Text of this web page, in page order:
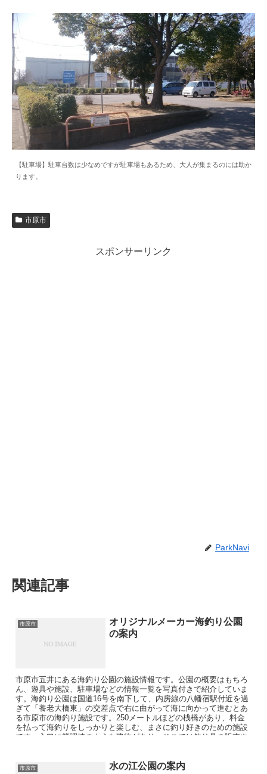
【駐車場】駐車台数は少なめですが駐車場もあるため、大人が集まるのには助か
ります。
市原市
スポンサーリンク
ParkNavi
関連記事
市原市
オリジナルメーカー海釣り公園
の案内
市原市五井にある海釣り公園の施設情報です。公園の概要はもちろ
ん、遊具や施設、駐車場などの情報一覧を写真付きで紹介していま
す。海釣り公園は国道16号を南下して、内房線の八幡宿駅付近を過
ぎて「養老大橋東」の交差点で右に曲がって海に向かって進むとあ
る市原市の海釣り施設です。250メートルほどの桟橋があり、料金
を払って海釣りをしっかりと楽しむ、まさに釣り好きのための施設
です。入口に管理棟のような建物があり、そこでは釣り具の販売や
市原市 水の江公園の案内